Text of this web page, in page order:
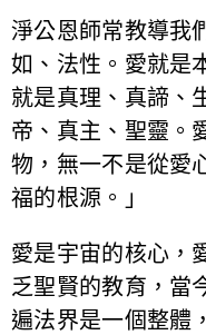
淨公恩師常教導我
如、法性。愛就是
就是真理、真諦、
帝、真主、聖靈。
物，無一不是從愛
福的根源。」
愛是宇宙的核心，
乏聖賢的教育，當
遍法界是一個整體